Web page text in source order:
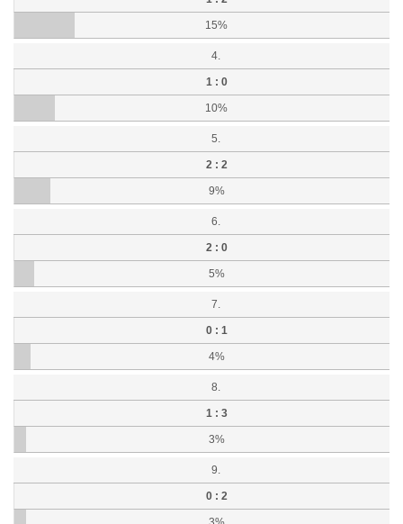
15%
4.
1 : 0
10%
5.
2 : 2
9%
6.
2 : 0
5%
7.
0 : 1
4%
8.
1 : 3
3%
9.
0 : 2